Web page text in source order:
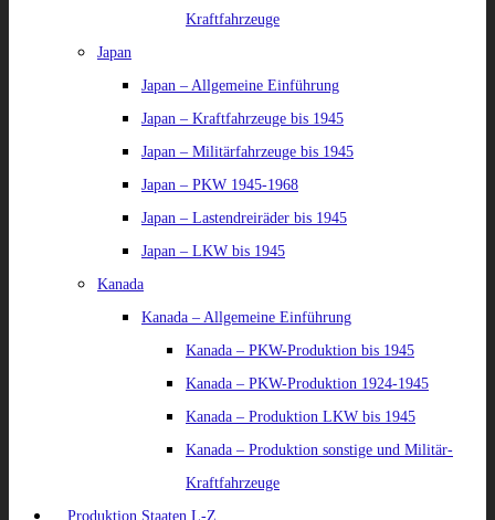
Kraftfahrzeuge
Japan
Japan – Allgemeine Einführung
Japan – Kraftfahrzeuge bis 1945
Japan – Militärfahrzeuge bis 1945
Japan – PKW 1945-1968
Japan – Lastendreiräder bis 1945
Japan – LKW bis 1945
Kanada
Kanada – Allgemeine Einführung
Kanada – PKW-Produktion bis 1945
Kanada – PKW-Produktion 1924-1945
Kanada – Produktion LKW bis 1945
Kanada – Produktion sonstige und Militär-
Kraftfahrzeuge
Produktion Staaten L-Z